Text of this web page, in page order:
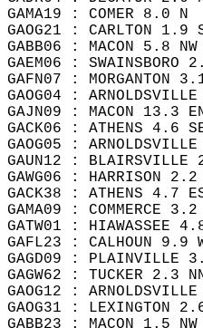
GAMA19 : COMER
GAOG21 :
GABB06 : MACON
GAEM06 :
GAFN07 :
GAOG04 :
GAJN09 : MACON
GACK06 :
GAOG05 :
GAUN12 :
GAWG06 :
GACK38 : ATHENS
GAMA09 :
GATW01 :
GAFL23 :
GAGD09 :
GAGW62 : TUCKER
GAOG12 :
GAOG31 :
GABB23 : MACON